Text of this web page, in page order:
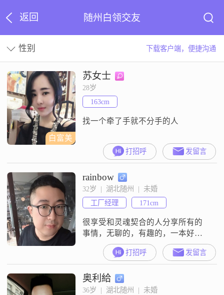
返回 随州白领交友
性别 下载客户端，便捷沟通
白富美
苏女士
28岁
163cm
找一个牵了手就不分手的人
打招呼 发留言
rainbow
32岁  |  湖北随州  |  未婚
工厂经理
171cm
很享受和灵魂契合的人分享所有的
事情，无聊的，有趣的，一本好玩
的书，一首好听的歌，一个颇有争
议的八卦~
打招呼 发留言
奥利給
36岁  |  湖北随州  |  未婚